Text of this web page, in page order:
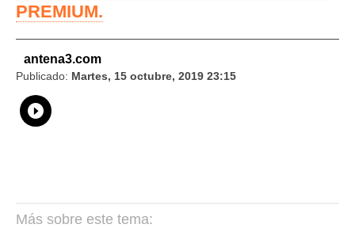
PREMIUM.
antena3.com
Publicado: Martes, 15 octubre, 2019 23:15
Whatsapp
Compartir
Más sobre este tema: